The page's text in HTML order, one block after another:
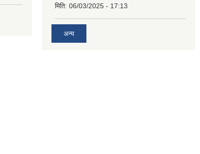
मिति: 06/03/2025 - 17:13
अन्य